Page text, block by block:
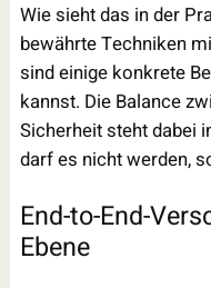
Wie sieht das in der
bewährte Techniken
sind einige konkrete
kannst. Die Balance
Sicherheit steht dabei
darf es nicht werden,
End-to-End-
Ebene